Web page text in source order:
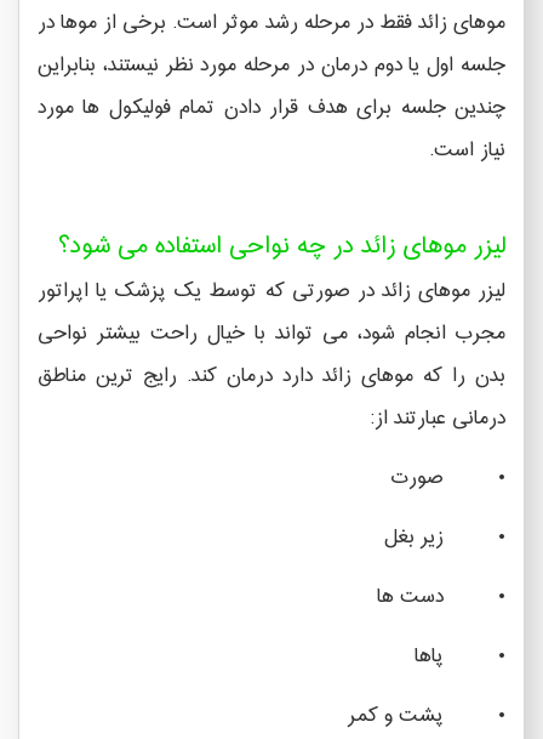
موهای زائد فقط در مرحله رشد موثر است. برخی از موها در
جلسه اول یا دوم درمان در مرحله مورد نظر نیستند، بنابراین
چندین جلسه برای هدف قرار دادن تمام فولیکول ها مورد
نیاز است.
لیزر موهای زائد در چه نواحی استفاده می شود؟
لیزر موهای زائد در صورتی که توسط یک پزشک یا اپراتور
مجرب انجام شود، می تواند با خیال راحت بیشتر نواحی
بدن را که موهای زائد دارد درمان کند. رایج ترین مناطق
درمانی عبارتند از:
• صورت
• زیر بغل
• دست ها
• پاها
• پشت و کمر